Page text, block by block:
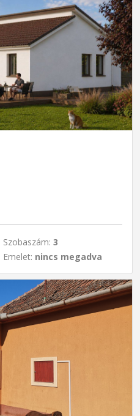
Szobaszám: 3
Emelet: nincs megadva